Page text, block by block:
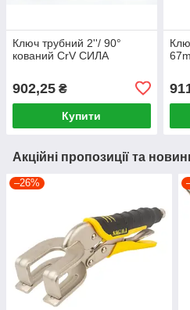
Ключ трубний 2''/ 90°
кований CrV СИЛА
902,25 ₴
Купити
Акційні пропозиції та
–26%